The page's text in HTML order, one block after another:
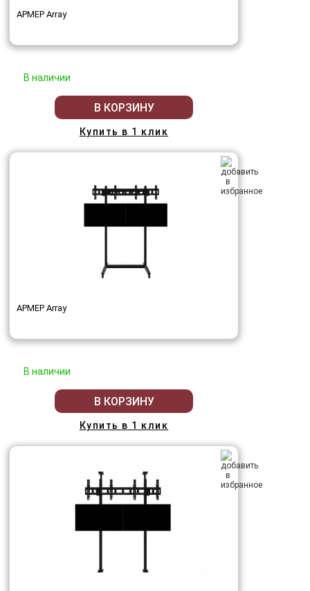
АРМЕР Array
В наличии
В КОРЗИНУ
Купить в 1 клик
АРМЕР Array
В наличии
В КОРЗИНУ
Купить в 1 клик